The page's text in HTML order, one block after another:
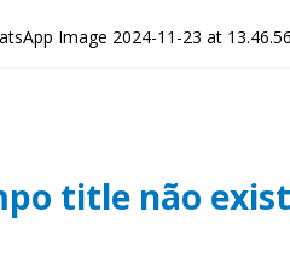
Image 2024-11-23 at
title não